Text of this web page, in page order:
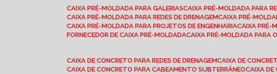
CAIXA PRÉ-MOLDADA PARA GALERIAS CAIXA PRÉ-MOLDADA PARA
CAIXA PRÉ-MOLDADA PARA REDES DE DRENAGEM CAIXA PRÉ-
CAIXA PRÉ-MOLDADA PARA PROJETOS DE ENGENHARIA CAIXA
FORNECEDOR DE CAIXA PRÉ-MOLDADA CAIXA PRÉ-MOLDADA PARA
CAIXA DE CONCRETO PARA REDES DE DRENAGEM CAIXA DE
CAIXA DE CONCRETO PARA CABEAMENTO SUBTERRÂNEO CAIXA